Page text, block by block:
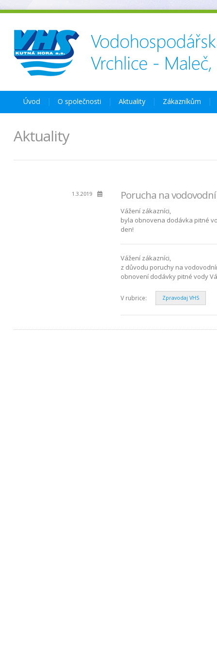
Úvod O společnosti Aktuality Zákazníkům
Aktuality
1.3.2019 Porucha na
Vážení zákazníci,
byla obnovena dodávka pitné
den!
Vážení zákazníci,
z důvodu poruchy na
obnovení dodávky pitné vody
V rubrice: Zpravodaj VHS